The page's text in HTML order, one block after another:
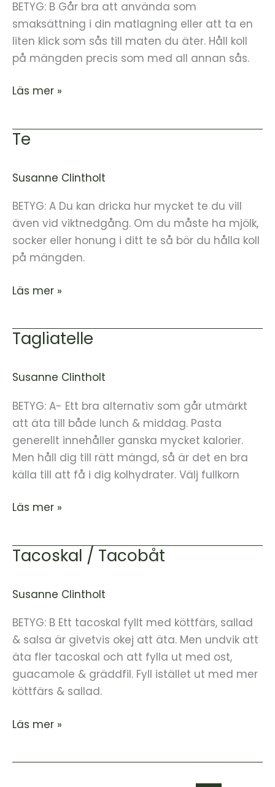
BETYG: B Går bra att använda som
smaksättning i din matlagning eller att ta en
liten klick som sås till maten du äter. Håll koll
på mängden precis som med all annan sås.
Läs mer »
Te
Susanne Clintholt
BETYG: A Du kan dricka hur mycket te du vill
även vid viktnedgång. Om du måste ha mjölk,
socker eller honung i ditt te så bör du hålla koll
på mängden.
Te
Läs mer »
Tagliatelle
Susanne Clintholt
BETYG: A- Ett bra alternativ som går utmärkt
att äta till både lunch & middag. Pasta
generellt innehåller ganska mycket kalorier.
Men håll dig till rätt mängd, så är det en bra
källa till att få i dig kolhydrater. Välj fullkorn
Tagliatelle
Läs mer »
Tacoskal / Tacobåt
Susanne Clintholt
BETYG: B Ett tacoskal fyllt med köttfärs, sallad
& salsa är givetvis okej att äta. Men undvik att
äta fler tacoskal och att fylla ut med ost,
guacamole & gräddfil. Fyll istället ut med mer
köttfärs & sallad.
Tacoskal
Tacobåt
Läs mer »